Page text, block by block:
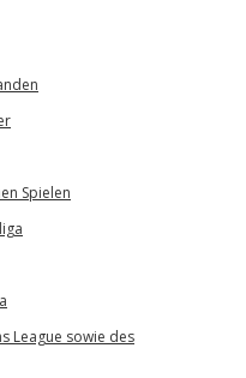
Spielen
League sowie des